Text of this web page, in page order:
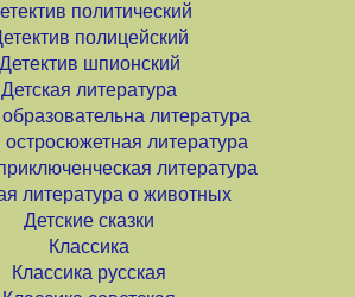
политический
полицейский
Детектив шпионский
Детская литература
литература
остросюжетная литература
литература
литература о животных
Детские сказки
Классика
Классика русская